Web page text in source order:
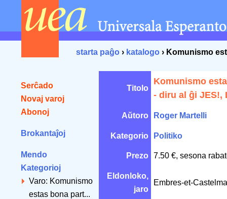
starta paĝo › katalogo › Komunismo
Serĉado
Novaj varoj
Abonoj
Brokantaĵoj
Mendo
Kategorioj
Varo: Komunismo
estas bona part...
Titolo
Komunismo
- diru al ĝi JES!,
Aŭtoro Roger Martelli
Kategorio Politiko
Prezo 7.50 €, sesona
Eldonloko,
jaro
Embres-et-